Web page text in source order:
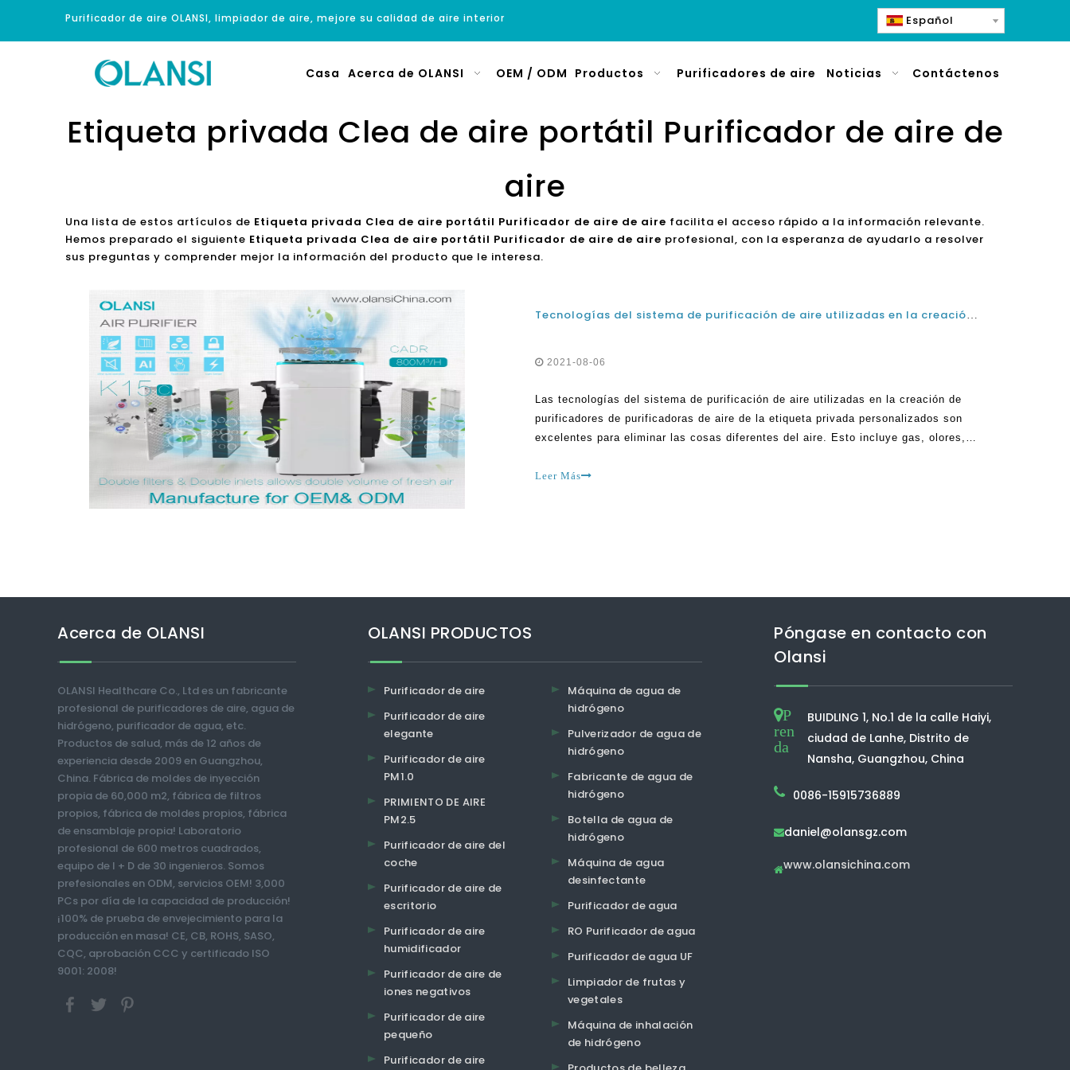
Purificador de aire OLANSI, limpiador de aire, mejore su calidad de aire interior Español
Casa Acerca de OLANSI OEM / ODM Productos Purificadores de aire Noticias Contáctenos
Etiqueta privada Clea de aire portátil Purificador de aire de
aire
Una lista de estos artículos de Etiqueta privada Clea de aire portátil Purificador de aire de aire facilita el acceso rápido a la información relevante.
Hemos preparado el siguiente Etiqueta privada Clea de aire portátil Purificador de aire de aire profesional, con la esperanza de ayudarlo a resolver
sus preguntas y comprender mejor la información del producto que le interesa.
Tecnologías del sistema de purificación de aire utilizadas en la creación de Purificadores de Aire de Inicio Etiqueta Privada personalizada
2021-08-06
Las tecnologías del sistema de purificación de aire utilizadas en la creación de
purificadores de purificadoras de aire de la etiqueta privada personalizados son
excelentes para eliminar las cosas diferentes del aire. Esto incluye gas, olores,
contaminantes y polvo. Allí ha
Leer Más
Acerca de OLANSI
OLANSI Healthcare Co., Ltd es un fabricante
profesional de purificadores de aire, agua de
hidrógeno, purificador de agua, etc.
Productos de salud, más de 12 años de
experiencia desde 2009 en Guangzhou,
China. Fábrica de moldes de inyección
propia de 60,000 m2, fábrica de filtros
propios, fábrica de moldes propios, fábrica
de ensamblaje propia! Laboratorio
profesional de 600 metros cuadrados,
equipo de I + D de 30 ingenieros. Somos
prefesionales en ODM, servicios OEM! 3,000
PCs por día de la capacidad de producción!
¡100% de prueba de envejecimiento para la
producción en masa! CE, CB, ROHS, SASO,
CQC, aprobación CCC y certificado ISO
9001: 2008!
OLANSI PRODUCTOS
Purificador de aire
Purificador de aire
elegante
Purificador de aire
PM1.0
PRIMIENTO DE AIRE
PM2.5
Purificador de aire del
coche
Purificador de aire de
escritorio
Purificador de aire
humidificador
Purificador de aire de
iones negativos
Purificador de aire
pequeño
Purificador de aire
Máquina de agua de
hidrógeno
Pulverizador de agua de
hidrógeno
Fabricante de agua de
hidrógeno
Botella de agua de
hidrógeno
Máquina de agua
desinfectante
Purificador de agua
RO Purificador de agua
Purificador de agua UF
Limpiador de frutas y
vegetales
Máquina de inhalación
de hidrógeno
Póngase en contacto con
Olansi
P
ren
da
BUIDLING 1, No.1 de la calle Haiyi,
ciudad de Lanhe, Distrito de
Nansha, Guangzhou, China
0086-15915736889
daniel@olansgz.com
www.olansichina.com